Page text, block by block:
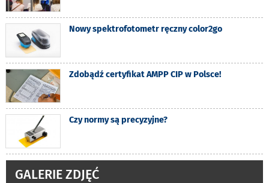
Nowy spektrofotometr ręczny color2go
Zdobądź certyfikat AMPP CIP w Polsce!
Czy normy są precyzyjne?
GALERIE ZDJĘĆ